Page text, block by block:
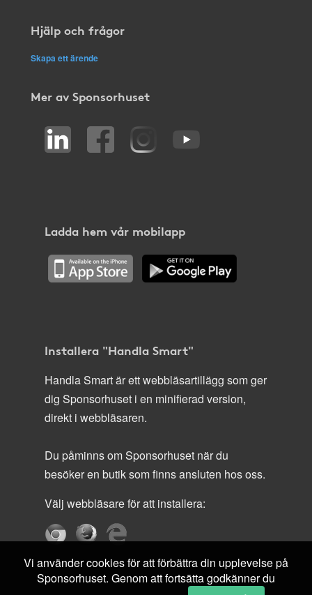
Hjälp och frågor
Skapa ett ärende
Mer av Sponsorhuset
Ladda hem vår mobilapp
Installera "Handla Smart"
Handla Smart är ett webbläsartillägg som ger
dig Sponsorhuset i en minifierad version,
direkt i webbläsaren.
Du påminns om Sponsorhuset när du
besöker en butik som finns ansluten hos oss.
Välj webbläsare för att installera:
Vi använder cookies för att förbättra din upplevelse på
Sponsorhuset. Genom att fortsätta godkänner du